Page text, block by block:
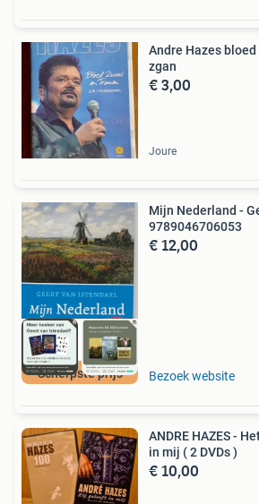
Andre Hazes
zgan
€ 3,00
Joure
Scherpste prijs
Mijn Nederland -
9789046706053
€ 12,00
Bezoek website
ANDRE HAZES -
in mij ( 2 DVDs )
€ 10,00